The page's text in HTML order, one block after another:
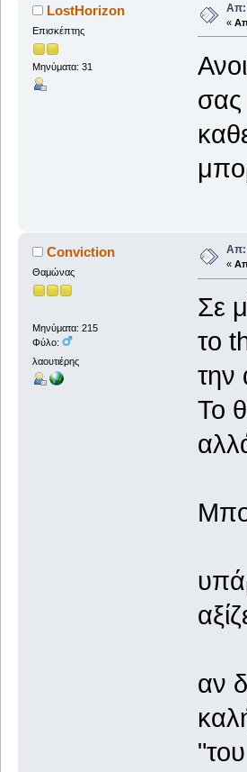
LostHorizon
Επισκέπτης
Μηνύματα: 31
Απ:
«
σας
Conviction
Θαμώνας
Μηνύματα: 215
Φύλο:
λαουτιέρης
Απ:
«
Σε
το
την
Το
αν